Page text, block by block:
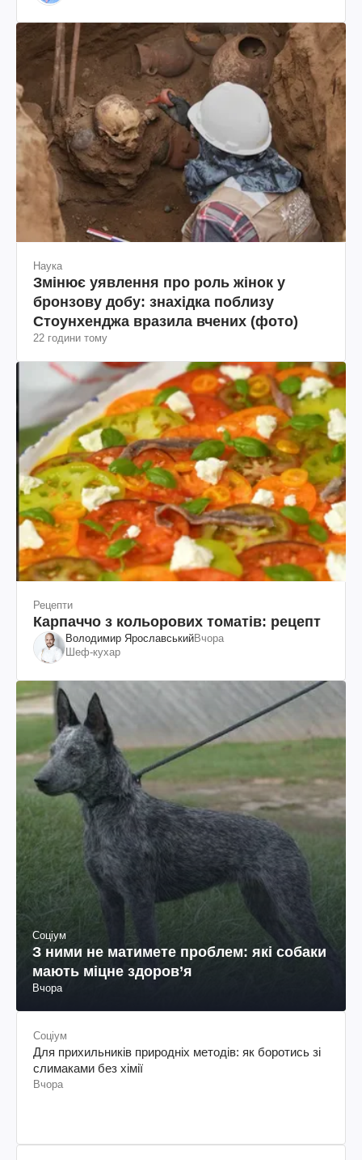
Наука
Змінює уявлення про роль жінок у
бронзову добу: знахідка поблизу
Стоунхенджа вразила вчених (фото)
22 години тому
Рецепти
Карпаччо з кольорових томатів: рецепт
Володимир ЯрославськийВчора
Шеф-кухар
Соціум
З ними не матимете проблем: які собаки
мають міцне здоров’я
Вчора
Соціум
Для прихильників природніх методів: як боротись зі
слимаками без хімії
Вчора